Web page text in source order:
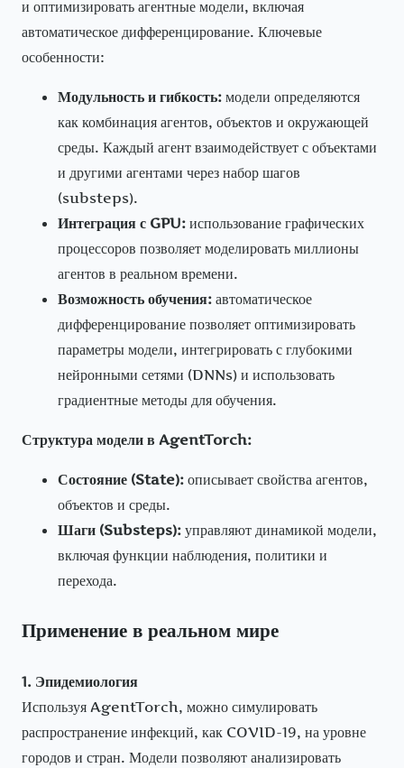
и оптимизировать агентные модели, включая
автоматическое дифференцирование. Ключевые
особенности:
Модульность и гибкость: модели определяются
как комбинация агентов, объектов и окружающей
среды. Каждый агент взаимодействует с объектами
и другими агентами через набор шагов
(substeps).
Интеграция с GPU: использование графических
процессоров позволяет моделировать миллионы
агентов в реальном времени.
Возможность обучения: автоматическое
дифференцирование позволяет оптимизировать
параметры модели, интегрировать с глубокими
нейронными сетями (DNNs) и использовать
градиентные методы для обучения.
Структура модели в AgentTorch:
Состояние (State): описывает свойства агентов,
объектов и среды.
Шаги (Substeps): управляют динамикой модели,
включая функции наблюдения, политики и
перехода.
Применение в реальном мире
1. Эпидемиология
Используя AgentTorch, можно симулировать
распространение инфекций, как COVID-19, на уровне
городов и стран. Модели позволяют анализировать